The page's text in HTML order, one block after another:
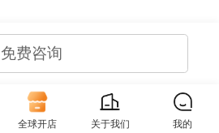
免费咨询
全球开店 关于我们 我的